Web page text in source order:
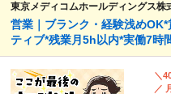
東京メディコムホールディングス株
営業｜ブランク・経験浅め
ティブ*残業月5h以内*実働7時
＼
／